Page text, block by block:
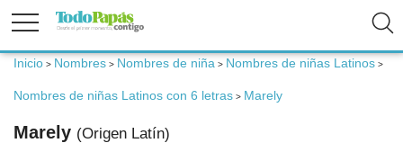
Fertilidad
Embarazo
Inicio > Nombres > Nombres de niña > Nombres de niñas Latinos >
Nombres de niñas Latinos con 6 letras > Marely
Marely (Origen Latín)